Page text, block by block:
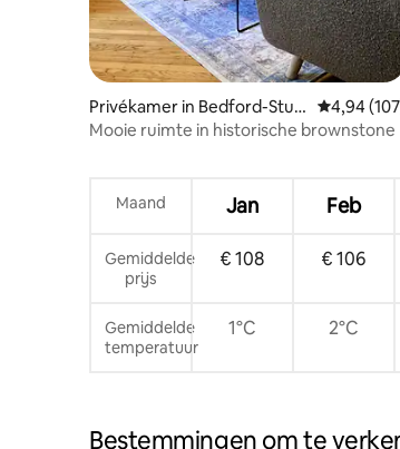
Privékamer in Bedford-Stuy
vesant
4,94
Mooie ruimte in historische brownstone
Maand Jan Feb
Gemiddelde
prijs
€ 108 € 106
Gemiddelde
temperatuur
1°C 2°C
Bestemmingen om te